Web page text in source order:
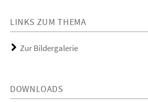
LINKS ZUM THEMA
Zur Bildergalerie
DOWNLOADS